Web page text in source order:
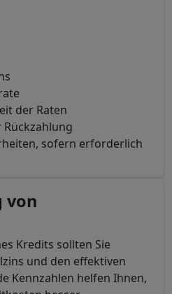
der Raten
sofern erforderlich
von
Kredits sollten Sie
und den effektiven
Kennzahlen helfen Ihnen,